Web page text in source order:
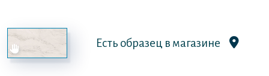
Есть образец в магазине